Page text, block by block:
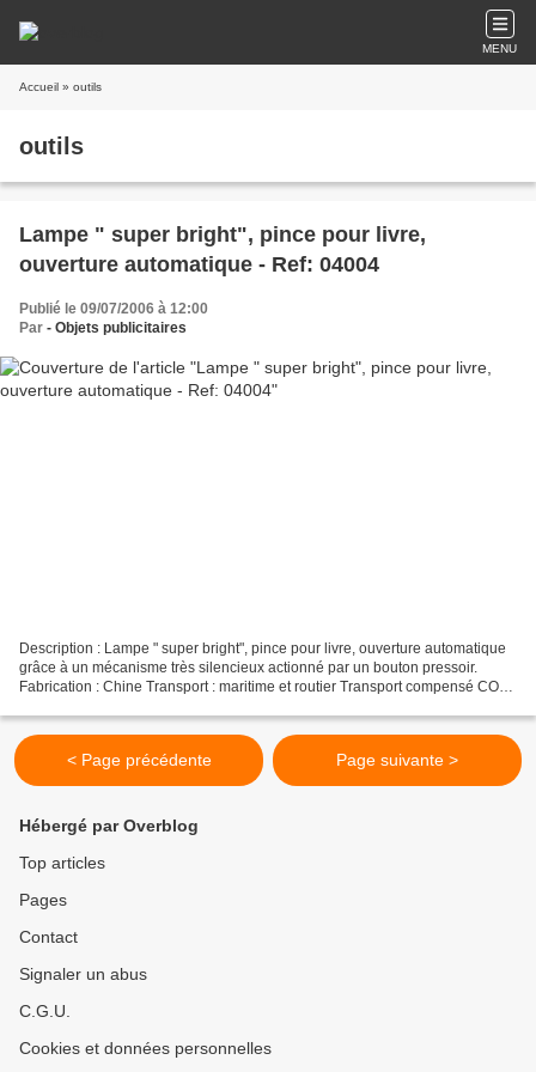
MENU
Accueil » outils
outils
Lampe " super bright", pince pour livre,
ouverture automatique - Ref: 04004
Publié le 09/07/2006 à 12:00
Par - Objets publicitaires
Description : Lampe " super bright", pince pour livre, ouverture automatique
grâce à un mécanisme très silencieux actionné par un bouton pressoir.
Fabrication : Chine Transport : maritime et routier Transport compensé CO² :
< Page précédente Page suivante >
Hébergé par Overblog
Top articles
Pages
Contact
Signaler un abus
C.G.U.
Cookies et données personnelles